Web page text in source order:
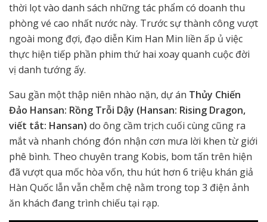
thời lọt vào danh sách những tác phẩm có doanh thu
phòng vé cao nhất nước này. Trước sự thành công vượt
ngoài mong đợi, đạo diễn Kim Han Min liền ấp ủ việc
thực hiện tiếp phần phim thứ hai xoay quanh cuộc đời
vị danh tướng ấy.
Sau gần một thập niên nhào nặn, dự án Thủy Chiến
Đảo Hansan: Rồng Trỗi Dậy (Hansan: Rising Dragon,
viết tắt: Hansan) do ông cầm trịch cuối cùng cũng ra
mắt và nhanh chóng đón nhận cơn mưa lời khen từ giới
phê bình. Theo chuyên trang Kobis, bom tấn trên hiện
đã vượt qua mốc hòa vốn, thu hút hơn 6 triệu khán giả
Hàn Quốc lẫn vẫn chễm chệ nằm trong top 3 điện ảnh
ăn khách đang trình chiếu tại rạp.